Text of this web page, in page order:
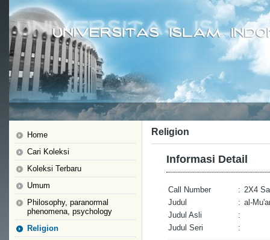
Home
Cari Koleksi
Koleksi Terbaru
Umum
Philosophy, paranormal
phenomena, psychology
Religion
Religion
Informasi Detail
Call Number : 2X4
Judul
: al-
Judul Asli
:
Judul Seri
: